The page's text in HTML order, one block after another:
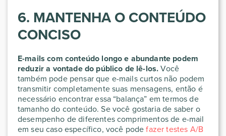
6. MANTENHA O CONTEÚDO
CONCISO
E-mails com conteúdo longo e abundante podem
reduzir a vontade do público de lê-los.Você
também pode pensar que e-mails curtos não podem
transmitir completamente suas mensagens, então é
necessário encontrar essa “balança” em termos de
tamanho do conteúdo. Se você gostaria de saber o
desempenho de diferentes comprimentos de e-mail
em seu caso específico, você podefazer testes A/B